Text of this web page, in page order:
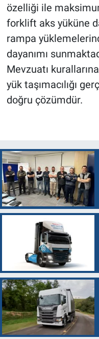
özelliği ile
forklift aks yüküne
rampa
dayanımı
Mevzuatı
yük taşımacılığı
doğru çözümdür.